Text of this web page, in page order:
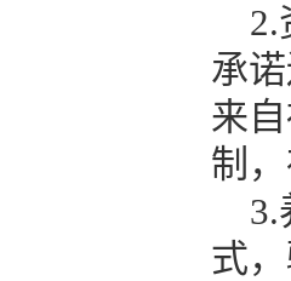
2.
承
来
制
3.
式